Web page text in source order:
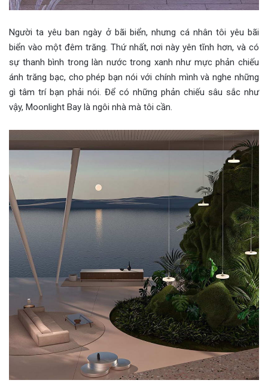
Người ta yêu ban ngày ở bãi biển, nhưng cá nhân tôi yêu bãi
biển vào một đêm trăng. Thứ nhất, nơi này yên tĩnh hơn, và có
sự thanh bình trong làn nước trong xanh như mực phản chiếu
ánh trăng bạc, cho phép bạn nói với chính mình và nghe những
gì tâm trí bạn phải nói. Để có những phản chiếu sâu sắc như
vậy, Moonlight Bay là ngôi nhà mà tôi cần.